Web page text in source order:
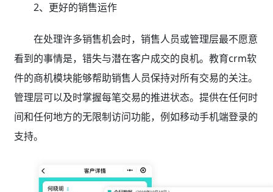
2、更好的销售运作
在处理许多销售机会时，销售人员或管理层最不愿意
看到的事情是，错失与潜在客户成交的良机。教育crm软
件的商机模块能够帮助销售人员保持对所有交易的关注。
管理层可以及时掌握每笔交易的推进状态。提供在任何时
间和任何地方的无限制访问功能，例如移动手机端登录的
支持。